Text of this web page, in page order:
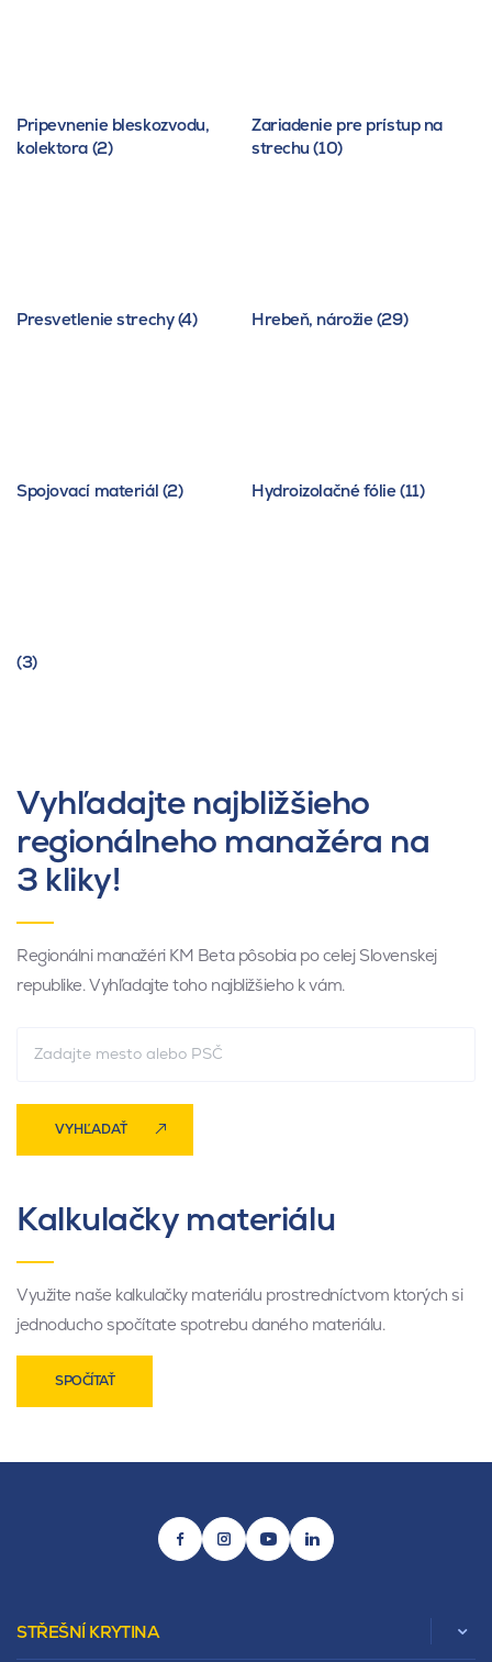
Pripevnenie bleskozvodu,
kolektora (2)
Zariadenie pre prístup na
strechu (10)
Presvetlenie strechy (4) Hrebeň, nárožie (29)
Spojovací materiál (2) Hydroizolačné fólie (11)
(3)
Vyhľadajte najbližšieho
regionálneho manažéra na
3 kliky!
Regionálni manažéri KM Beta pôsobia po celej Slovenskej
republike. Vyhľadajte toho najbližšieho k vám.
VYHĽADAŤ
Kalkulačky materiálu
Využite naše kalkulačky materiálu prostredníctvom ktorých si
jednoducho spočítate spotrebu daného materiálu.
SPOČÍTAŤ
STŘEŠNÍ KRYTINA